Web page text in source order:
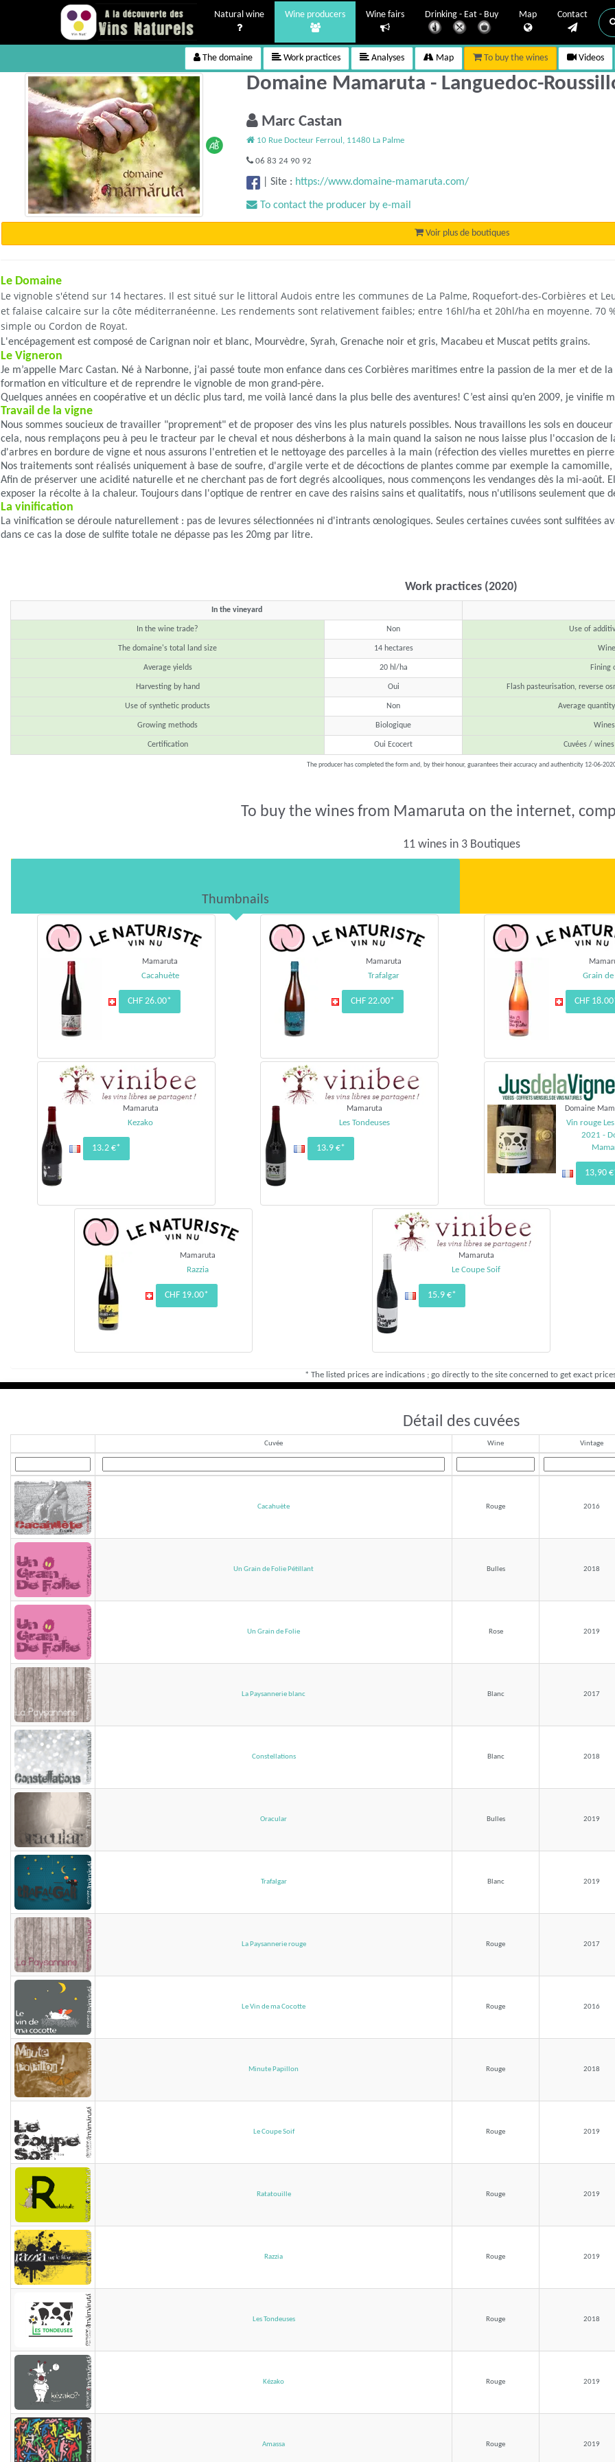
Natural wine Wine producers Wine fairs Drinking - Eat - Buy Map Contact
The domaine Work practices Analyses Map To buy the wines Videos
Domaine Mamaruta - Languedoc-
Marc Castan
10 Rue Docteur Ferroul, 11480 La Palme
06 83 24 90 92
|Site : https://www.domaine-mamaruta.com/
To contact the producer by e-mail
Voir plus de boutiques
Le Domaine
Le vignoble s'étend sur 14 hectares. Il est situé sur le littoral Audois entre les communes de La Palme, Roquefort-des-Corbières et
et falaise calcaire sur la côte méditerranéenne. Les rendements sont relativement faibles; entre 16hl/ha et 20hl/ha en moyenne. 70
simple ou Cordon de Royat.
L'encépagement est composé de Carignan noir et blanc, Mourvèdre, Syrah, Grenache noir et gris, Macabeu et Muscat petits grains.
Le Vigneron
Je m’appelle Marc Castan. Né à Narbonne, j’ai passé toute mon enfance dans ces Corbières maritimes entre la passion de la mer et de
formation en viticulture et de reprendre le vignoble de mon grand-père.
Quelques années en coopérative et un déclic plus tard, me voilà lancé dans la plus belle des aventures! C’est ainsi qu’en 2009, je vinifie
Travail de la vigne
Nous sommes soucieux de travailler "proprement" et de proposer des vins les plus naturels possibles. Nous travaillons les sols en
cela, nous remplaçons peu à peu le tracteur par le cheval et nous désherbons à la main quand la saison ne nous laisse plus l'occasion
d'arbres en bordure de vigne et nous assurons l'entretien et le nettoyage des parcelles à la main (réfection des vielles murettes en
Nos traitements sont réalisés uniquement à base de soufre, d'argile verte et de décoctions de plantes comme par exemple la
Afin de préserver une acidité naturelle et ne cherchant pas de fort degrés alcooliques, nous commençons les vendanges dès la mi-août.
exposer la récolte à la chaleur. Toujours dans l'optique de rentrer en cave des raisins sains et qualitatifs, nous n'utilisons seulement que
La vinification
La vinification se déroule naturellement : pas de levures sélectionnées ni d'intrants œnologiques. Seules certaines cuvées sont sulfitées
dans ce cas la dose de sulfite totale ne dépasse pas les 20mg par litre.
Work practices (2020)
In the vineyard
In the wine trade? Non Use of
The domaine's total land size 14 hectares
Average yields 20 hl/ha Fining
Harvesting by hand Oui Flash pasteurisation, reverse
Use of synthetic products Non Average
Growing methods Biologique
Certification Oui Ecocert Cuvées /
The producer has completed the form and, by their honour, guarantees their accuracy and authenticity 12-06-
To buy the wines from Mamaruta on the internet,
11 wines in 3 Boutiques
Thumbnails
Mamaruta
Cacahuète
CHF 26.00*
Mamaruta
Trafalgar
CHF 22.00*
Grain
CHF
Mamaruta
Kezako
13.2 €*
Mamaruta
Les Tondeuses
13.9 €*
Domaine
Vin rouge
2021 -
13,90
Mamaruta
Razzia
CHF 19.00*
Mamaruta
Le Coupe Soif
15.9 €*
* The listed prices are indications ; go directly to the site concerned to get exact
Détail des cuvées
Cuvée Wine Vintage
Cacahuète Rouge 2016
Un Grain de Folie Pétillant Bulles 2018
Un Grain de Folie Rose 2019
La Paysannerie blanc Blanc 2017
Constellations Blanc 2018
Oracular Bulles 2019
Trafalgar Blanc 2019
La Paysannerie rouge Rouge 2017
Le Vin de ma Cocotte Rouge 2016
Minute Papillon Rouge 2018
Le Coupe Soif Rouge 2019
Ratatouille Rouge 2019
Razzia Rouge 2019
Les Tondeuses Rouge 2018
Kézako Rouge 2019
Amassa Rouge 2019